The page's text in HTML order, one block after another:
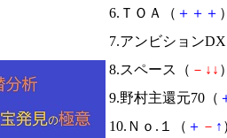
6.ＴＯＡ（ ＋ ＋ ＋
7.アンビション
8.スペース（ － ↓ ↓
9.野村主還元70（
10.Ｎｏ.１（ ＋ － ↑